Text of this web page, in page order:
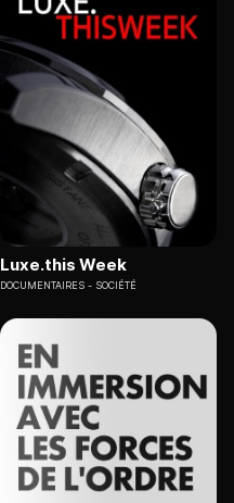
Luxe.this Week
DOCUMENTAIRES SOCIÉTÉ